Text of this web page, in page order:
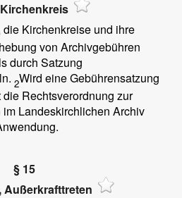
Kirchenkreise und ihre
von Archivgebühren
durch Satzung
2Wird eine Gebührensatzung
Rechtsverordnung zur
Landeskirchlichen Archiv
§ 15
Außerkrafttreten